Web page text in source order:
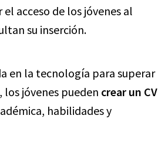
acceso de los jóvenes al
su inserción.
en la tecnología para superar
jóvenes pueden crear un CV
habilidades y